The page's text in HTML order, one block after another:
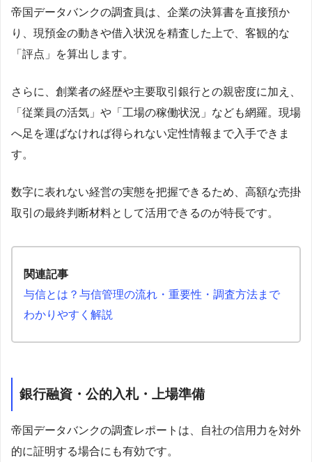
帝国データバンクの調査員は、企業の決算書を直接預か
り、現預金の動きや借入状況を精査した上で、客観的な
「評点」を算出します。
さらに、創業者の経歴や主要取引銀行との親密度に加え、
「従業員の活気」や「工場の稼働状況」なども網羅。現場
へ足を運ばなければ得られない定性情報まで入手できま
す。
数字に表れない経営の実態を把握できるため、高額な売掛
取引の最終判断材料として活用できるのが特長です。
関連記事
与信とは？与信管理の流れ・重要性・調査方法まで
わかりやすく解説
銀行融資・公的入札・上場準備
帝国データバンクの調査レポートは、自社の信用力を対外
的に証明する場合にも有効です。